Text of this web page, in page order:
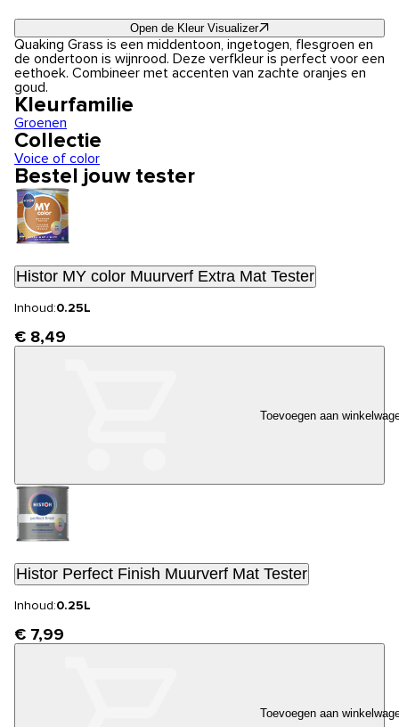
Open de Kleur Visualizer
Quaking Grass is een middentoon, ingetogen, flesgroen en
de ondertoon is wijnrood. Deze verfkleur is perfect voor een
eethoek. Combineer met accenten van zachte oranjes en
goud.
Kleurfamilie
Groenen
Collectie
Voice of color
Bestel jouw tester
Histor MY color Muurverf Extra Mat Tester
Inhoud:0.25L
€ 8,49
Toevoegen aan
Histor Perfect Finish Muurverf Mat Tester
Inhoud:0.25L
€ 7,99
Toevoegen aan